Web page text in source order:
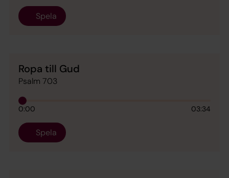
Spela
Ropa till Gud
Psalm 703
0:00 03:34
Spela